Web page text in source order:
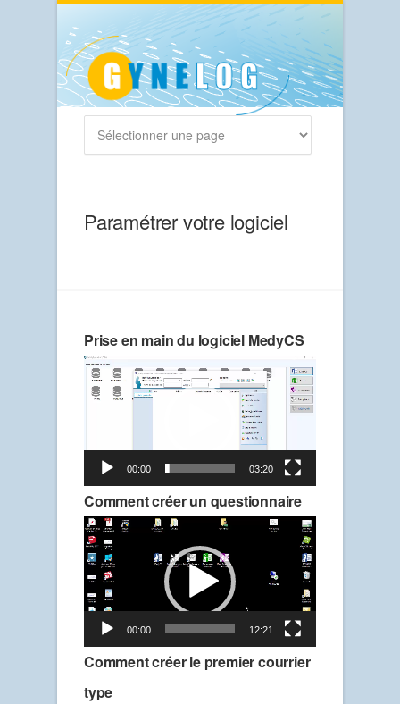
Paramétrer votre logiciel
Prise en main du logiciel MedyCS
Lecteur
vidéo
00:00 03:20
Comment créer un questionnaire
Lecteur
vidéo
00:00 12:21
Comment créer le premier courrier
type